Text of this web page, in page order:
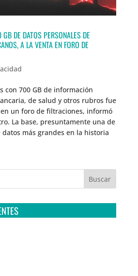
DE DATOS PERSONALES DE
A LA VENTA EN FORO DE
con 700 GB de información
de salud y otros rubros fue
un foro de filtraciones, informó
La base, presuntamente una de
más grandes en la historia